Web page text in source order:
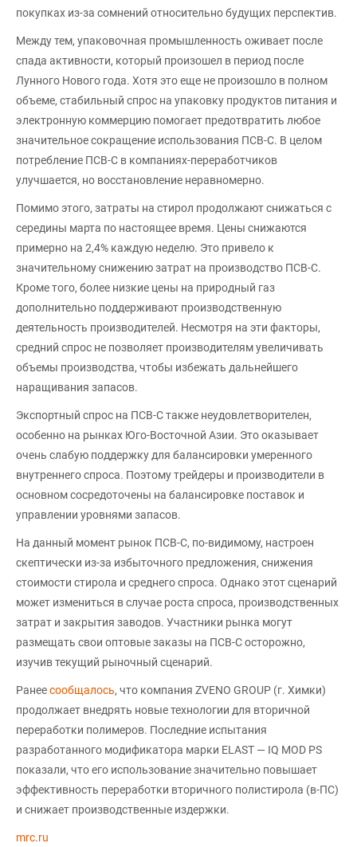
покупках из-за сомнений относительно будущих перспектив.
Между тем, упаковочная промышленность оживает после
спада активности, который произошел в период после
Лунного Нового года. Хотя это еще не произошло в полном
объеме, стабильный спрос на упаковку продуктов питания и
электронную коммерцию помогает предотвратить любое
значительное сокращение использования ПСВ-С. В целом
потребление ПСВ-С в компаниях-переработчиков
улучшается, но восстановление неравномерно.
Помимо этого, затраты на стирол продолжают снижаться с
середины марта по настоящее время. Цены снижаются
примерно на 2,4% каждую неделю. Это привело к
значительному снижению затрат на производство ПСВ-С.
Кроме того, более низкие цены на природный газ
дополнительно поддерживают производственную
деятельность производителей. Несмотря на эти факторы,
средний спрос не позволяет производителям увеличивать
объемы производства, чтобы избежать дальнейшего
наращивания запасов.
Экспортный спрос на ПСВ-С также неудовлетворителен,
особенно на рынках Юго-Восточной Азии. Это оказывает
очень слабую поддержку для балансировки умеренного
внутреннего спроса. Поэтому трейдеры и производители в
основном сосредоточены на балансировке поставок и
управлении уровнями запасов.
На данный момент рынок ПСВ-С, по-видимому, настроен
скептически из-за избыточного предложения, снижения
стоимости стирола и среднего спроса. Однако этот сценарий
может измениться в случае роста спроса, производственных
затрат и закрытия заводов. Участники рынка могут
размещать свои оптовые заказы на ПСВ-С осторожно,
изучив текущий рыночный сценарий.
Ранеесообщалось, что компания ZVENO GROUP (г. Химки)
продолжает внедрять новые технологии для вторичной
переработки полимеров. Последние испытания
разработанного модификатора марки ELAST — IQ MOD PS
показали, что его использование значительно повышает
эффективность переработки вторичного полистирола (в-ПС)
и снижает производственные издержки.
mrc.ru